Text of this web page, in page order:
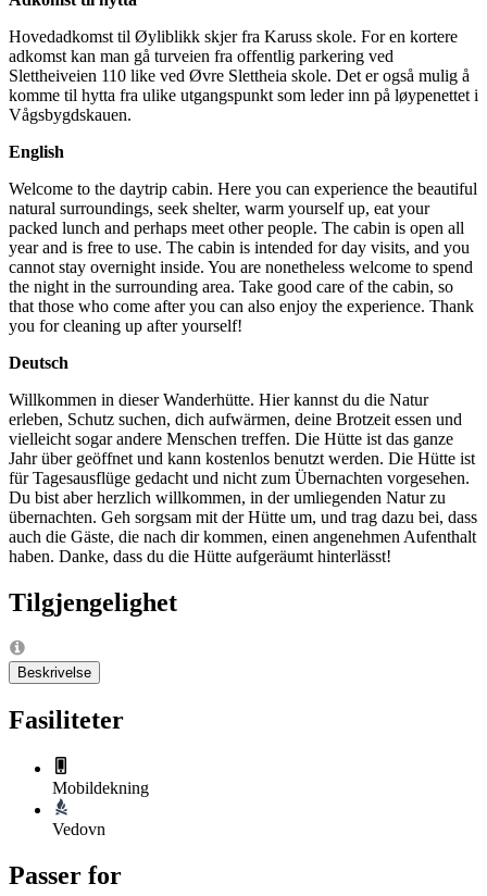
Hovedadkomst til Øyliblikk skjer fra Karuss skole. For en kortere
adkomst kan man gå turveien fra offentlig parkering ved
Slettheiveien 110 like ved Øvre Slettheia skole. Det er også mulig å
komme til hytta fra ulike utgangspunkt som leder inn på løypenettet i
Vågsbygdskauen.
English
Welcome to the daytrip cabin. Here you can experience the beautiful
natural surroundings, seek shelter, warm yourself up, eat your
packed lunch and perhaps meet other people. The cabin is open all
year and is free to use. The cabin is intended for day visits, and you
cannot stay overnight inside. You are nonetheless welcome to spend
the night in the surrounding area. Take good care of the cabin, so
that those who come after you can also enjoy the experience. Thank
you for cleaning up after yourself!
Deutsch
Willkommen in dieser Wanderhütte. Hier kannst du die Natur
erleben, Schutz suchen, dich aufwärmen, deine Brotzeit essen und
vielleicht sogar andere Menschen treffen. Die Hütte ist das ganze
Jahr über geöffnet und kann kostenlos benutzt werden. Die Hütte ist
für Tagesausflüge gedacht und nicht zum Übernachten vorgesehen.
Du bist aber herzlich willkommen, in der umliegenden Natur zu
übernachten. Geh sorgsam mit der Hütte um, und trag dazu bei, dass
auch die Gäste, die nach dir kommen, einen angenehmen Aufenthalt
haben. Danke, dass du die Hütte aufgeräumt hinterlässt!
Tilgjengelighet
Beskrivelse
Fasiliteter
Mobildekning
Vedovn
Passer for